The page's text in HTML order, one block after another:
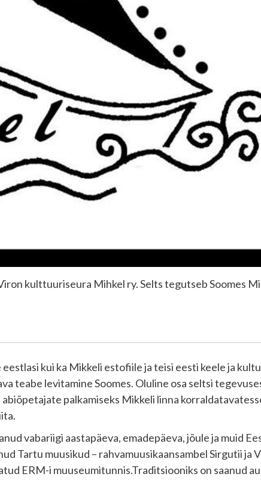
kulttuuriseura Mihkel ry. Selts tegutseb Soomes
kui ka Mikkeli estofiile ja teisi eesti keele ja
teabe levitamine Soomes. Oluline osa seltsi
palkamiseks Mikkeli linna
vabariigi aastapäeva, emadepäeva, jõule ja muid
Tartu muusikud – rahvamuusikaansambel Sirgutii ja
ERM-i muuseumitunnis.Traditsiooniks on saanud